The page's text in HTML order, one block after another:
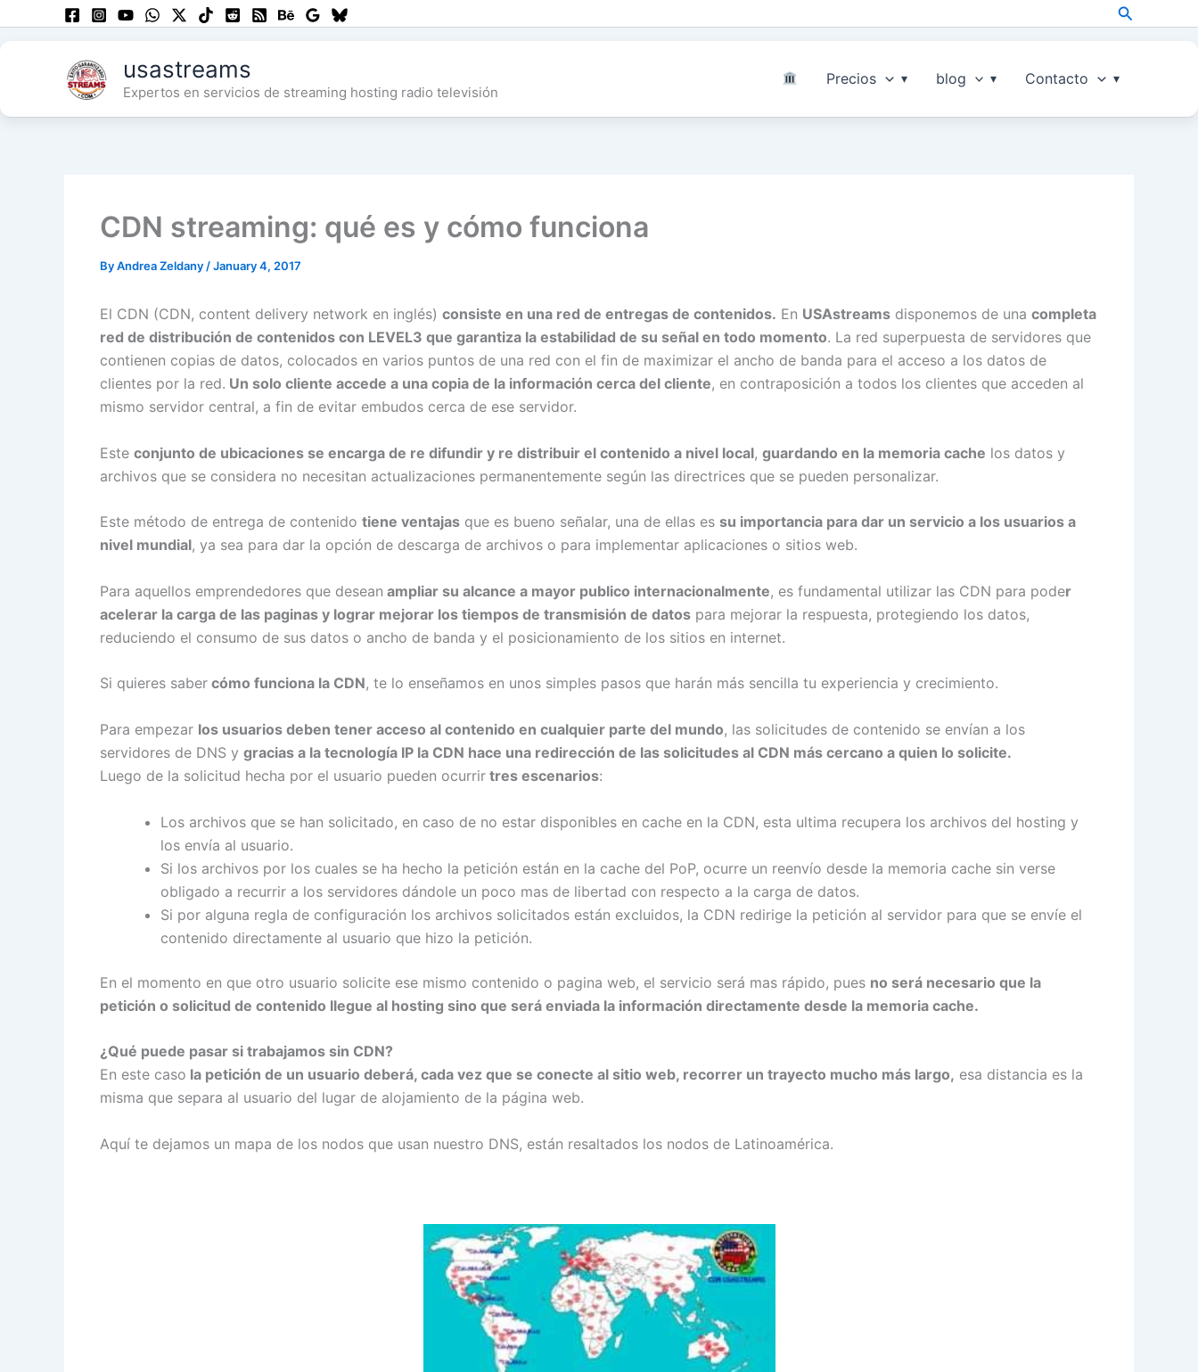
Search
usastreams
Expertos en servicios de streaming hosting radio televisión
Precios blog Contacto
CDN streaming: qué es y cómo funciona
ByAndrea Zeldany /January 4, 2017
El CDN (CDN, content delivery network en inglés) consiste en una red de entregas de contenidos. En USAstreams disponemos de una completa
red de distribución de contenidos con LEVEL3 que garantiza la estabilidad de su señal en todo momento. La red superpuesta de servidores que
contienen copias de datos, colocados en varios puntos de una red con el fin de maximizar el ancho de banda para el acceso a los datos de
clientes por la red. Un solo cliente accede a una copia de la información cerca del cliente, en contraposición a todos los clientes que acceden al
mismo servidor central, a fin de evitar embudos cerca de ese servidor.
Este conjunto de ubicaciones se encarga de re difundir y re distribuir el contenido a nivel local, guardando en la memoria cache los datos y
archivos que se considera no necesitan actualizaciones permanentemente según las directrices que se pueden personalizar.
Este método de entrega de contenido tiene ventajas que es bueno señalar, una de ellas es su importancia para dar un servicio a los usuarios a
nivel mundial, ya sea para dar la opción de descarga de archivos o para implementar aplicaciones o sitios web.
Para aquellos emprendedores que desean ampliar su alcance a mayor publico internacionalmente, es fundamental utilizar las CDN para poder
acelerar la carga de las paginas y lograr mejorar los tiempos de transmisión de datos para mejorar la respuesta, protegiendo los datos,
reduciendo el consumo de sus datos o ancho de banda y el posicionamiento de los sitios en internet.
Si quieres saber cómo funciona la CDN, te lo enseñamos en unos simples pasos que harán más sencilla tu experiencia y crecimiento.
Para empezar los usuarios deben tener acceso al contenido en cualquier parte del mundo, las solicitudes de contenido se envían a los
servidores de DNS y gracias a la tecnología IP la CDN hace una redirección de las solicitudes al CDN más cercano a quien lo solicite.
Luego de la solicitud hecha por el usuario pueden ocurrir tres escenarios:
Los archivos que se han solicitado, en caso de no estar disponibles en cache en la CDN, esta ultima recupera los archivos del hosting y
los envía al usuario.
Si los archivos por los cuales se ha hecho la petición están en la cache del PoP, ocurre un reenvío desde la memoria cache sin verse
obligado a recurrir a los servidores dándole un poco mas de libertad con respecto a la carga de datos.
Si por alguna regla de configuración los archivos solicitados están excluidos, la CDN redirige la petición al servidor para que se envíe el
contenido directamente al usuario que hizo la petición.
En el momento en que otro usuario solicite ese mismo contenido o pagina web, el servicio será mas rápido, pues no será necesario que la
petición o solicitud de contenido llegue al hosting sino que será enviada la información directamente desde la memoria cache.
¿Qué puede pasar si trabajamos sin CDN?
En este caso la petición de un usuario deberá, cada vez que se conecte al sitio web, recorrer un trayecto mucho más largo, esa distancia es la
misma que separa al usuario del lugar de alojamiento de la página web.
Aquí te dejamos un mapa de los nodos que usan nuestro DNS, están resaltados los nodos de Latinoamérica.